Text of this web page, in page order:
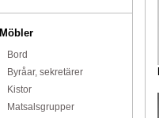
Möbler
Bord
Byråar, sekretärer
Kistor
Matsalsgrupper